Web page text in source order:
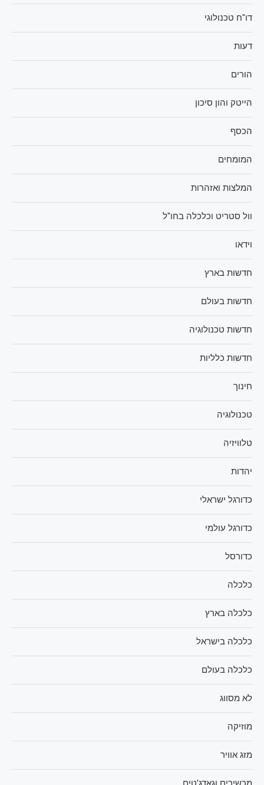
דו"ח טכנולוגי
דעות
הורים
הייטק והון סיכון
הכסף
המומחים
המלצות ואזהרות
וול סטריט וכלכלה בחו"ל
וידאו
חדשות בארץ
חדשות בעולם
חדשות טכנולוגיה
חדשות כלליות
חינוך
טכנולוגיה
טלוויזיה
יהדות
כדורגל ישראלי
כדורגל עולמי
כדורסל
כלכלה
כלכלה בארץ
כלכלה בישראל
כלכלה בעולם
לא מסווג
מוזיקה
מזג אוויר